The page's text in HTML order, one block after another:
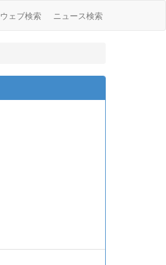
ウェブ検索 ニュース検索